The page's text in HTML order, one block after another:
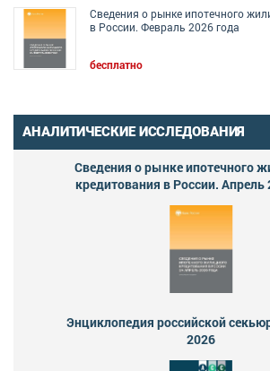
Сведения о рынке ипотечного
в России. Февраль 2026 года
бесплатно
АНАЛИТИЧЕСКИЕ ИССЛЕДОВАНИЯ
Сведения о рынке ипотечного
кредитования в России. Апрель
Энциклопедия российской
2026